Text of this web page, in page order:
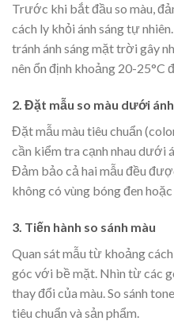
Trước khi bắt đầu so màu,
cách ly khỏi ánh sáng tự
tránh ánh sáng mặt trời gây
nên ổn định khoảng 20-25°C
2. Đặt mẫu so màu dưới
Đặt mẫu màu tiêu chuẩn
cần kiểm tra cạnh nhau dưới
Đảm bảo cả hai mẫu đều
không có vùng bóng đen hoặc
3. Tiến hành so sánh màu
Quan sát mẫu từ khoảng
góc với bề mặt. Nhìn từ các
thay đổi của màu. So sánh
tiêu chuẩn và sản phẩm.